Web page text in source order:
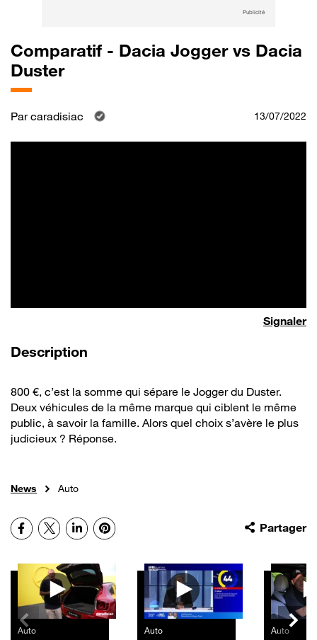
Publicité
Comparatif - Dacia Jogger vs Dacia
Duster
Parcaradisiac 13/07/2022
Signaler
Description
800 €, c’est la somme qui sépare le Jogger du Duster.
Deux véhicules de la même marque qui ciblent le même
public, à savoir la famille. Alors quel choix s’avère le plus
judicieux ? Réponse.
News Auto
Partager
Facebook
X LinkedInPinterest
Autres vidéos
Auto Auto Auto